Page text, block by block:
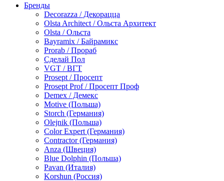
по металлу
антикорозийные
под декоративные штукатурки
для гипсокартона
под штукатурку
Герметик
акриловые
силиконовые универсальные, нейтральные
силиконовые санитарные (антигрибковые)
шовные для срубов
для кровли
для каминов
полиуретановые
Декоративные штукатурки и краски
краски для декора, патина
мокрый шелк
венецианские (эффект мрамора)
песок (эффект песчаных вихрей)
декоративная шпаклевка
Бренды
Decorazza / Декорацца
Olsta Architect / Ольста Архитект
Olsta / Ольста
Bayramix / Байрамикс
Prorab / Прораб
Сделай Пол
VGT / ВГТ
Prosept / Просепт
Prosept Prof / Просепт Проф
Demex / Демекс
Motive (Польша)
Storch (Германия)
Olejnik (Польша)
Color Expert (Германия)
Contractor (Германия)
Anza (Швеция)
Blue Dolphin (Польша)
Pavan (Италия)
Korshun (Россия)